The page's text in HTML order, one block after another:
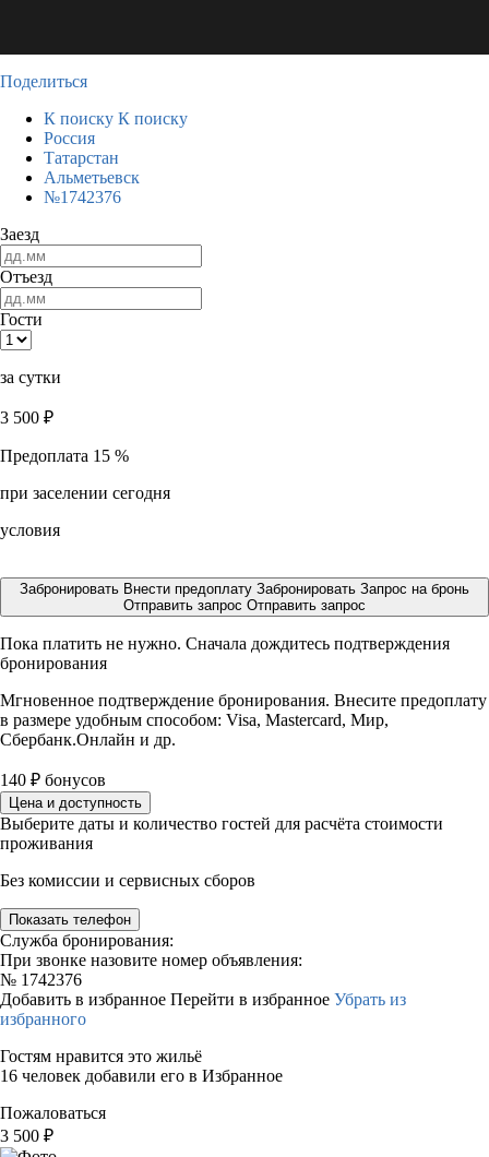
Поделиться
К поиску К поиску
Россия
Татарстан
Альметьевск
№1742376
Заезд
Отъезд
Гости
за сутки
3 500 ₽
Предоплата 15 %
при заселении сегодня
условия
Забронировать Внести предоплату Забронировать Запрос на бронь
Отправить запрос Отправить запрос
Пока платить не нужно. Сначала дождитесь подтверждения
бронирования
Мгновенное подтверждение бронирования. Внесите предоплату
в размере удобным способом: Visa, Mastercard, Мир,
Сбербанк.Онлайн и др.
140 ₽ бонусов
Цена и доступность
Выберите даты и количество гостей для расчёта стоимости
проживания
Без комиссии и сервисных сборов
Показать телефон
Служба бронирования:
При звонке назовите номер объявления:
№ 1742376
Добавить в избранное Перейти в избранное Убрать из
избранного
Гостям нравится это жильё
16 человек добавили его в Избранное
Пожаловаться
3 500 ₽